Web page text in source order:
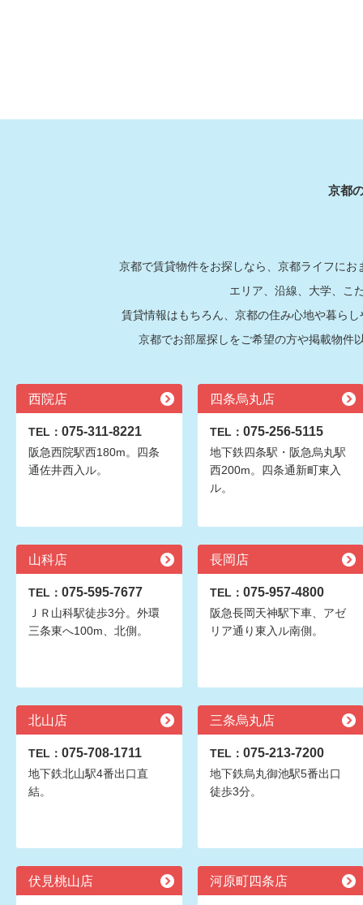
京都
京都で賃貸物件をお探しなら、京都ライフに
エリア、沿線、大学、こ
賃貸情報はもちろん、京都の住み心地や暮ら
京都でお部屋探しをご希望の方や掲載物件
西院店
TEL： 075-311-8221
阪急西院駅西180m。四条
通佐井西入ル。
四条烏丸店
TEL： 075-256-5115
地下鉄四条駅・阪急烏丸駅
西200m。四条通新町東入
ル。
山科店
TEL： 075-595-7677
ＪＲ山科駅徒歩3分。外環
三条東へ100m、北側。
長岡店
TEL： 075-957-4800
阪急長岡天神駅下車、アゼ
リア通り東入ル南側。
北山店
TEL： 075-708-1711
地下鉄北山駅4番出口直
結。
三条烏丸店
TEL： 075-213-7200
地下鉄烏丸御池駅5番出口
徒歩3分。
伏見桃山店 河原町四条店